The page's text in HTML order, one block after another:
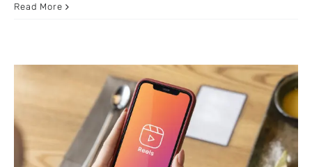
Read More